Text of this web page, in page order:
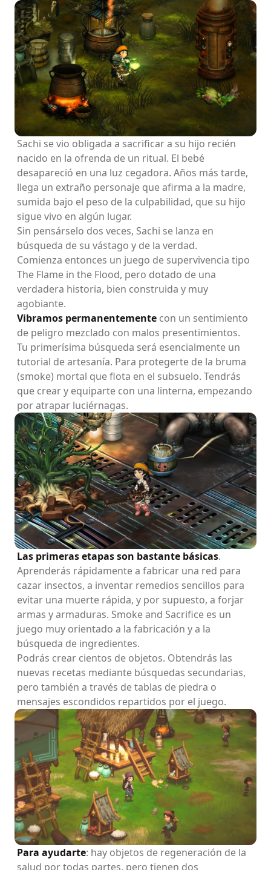
Sachi se vio obligada a sacrificar a su hijo recién
nacido en la ofrenda de un ritual. El bebé
desapareció en una luz cegadora. Años más tarde,
llega un extraño personaje que afirma a la madre,
sumida bajo el peso de la culpabilidad, que su hijo
sigue vivo en algún lugar.
Sin pensárselo dos veces, Sachi se lanza en
búsqueda de su vástago y de la verdad.
Comienza entonces un juego de supervivencia tipo
The Flame in the Flood, pero dotado de una
verdadera historia, bien construida y muy
agobiante.
Vibramos permanentemente con un sentimiento
de peligro mezclado con malos presentimientos.
Tu primerísima búsqueda será esencialmente un
tutorial de artesanía. Para protegerte de la bruma
(smoke) mortal que flota en el subsuelo. Tendrás
que crear y equiparte con una linterna, empezando
por atrapar luciérnagas.
Las primeras etapas son bastante básicas.
Aprenderás rápidamente a fabricar una red para
cazar insectos, a inventar remedios sencillos para
evitar una muerte rápida, y por supuesto, a forjar
armas y armaduras. Smoke and Sacrifice es un
juego muy orientado a la fabricación y a la
búsqueda de ingredientes.
Podrás crear cientos de objetos. Obtendrás las
nuevas recetas mediante búsquedas secundarias,
pero también a través de tablas de piedra o
mensajes escondidos repartidos por el juego.
Para ayudarte: hay objetos de regeneración de la
salud por todas partes, pero tienen dos